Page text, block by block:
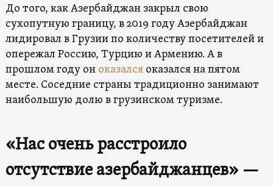
До того, как Азербайджан закрыл свою
сухопутную границу, в 2019 году Азербайджан
лидировал в Грузии по количеству посетителей и
опережал Россию, Турцию и Армению. А в
прошлом году оноказалсяоказался на пятом
месте. Соседние страны традиционно занимают
наибольшую долю в грузинском туризме.
«Нас очень расстроило
отсутствие азербайджанцев» —